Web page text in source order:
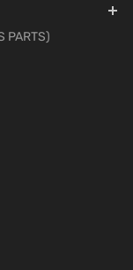
PARTS)